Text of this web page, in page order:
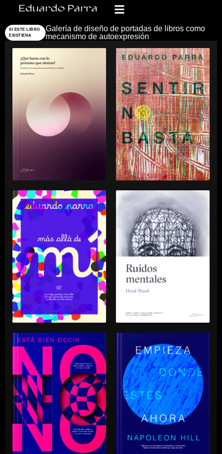
Eduardo Parra
SI ESTE LIBRO
EXISTIERA
Galería de diseño de portadas de libros como
mecanismo de autoexpresión